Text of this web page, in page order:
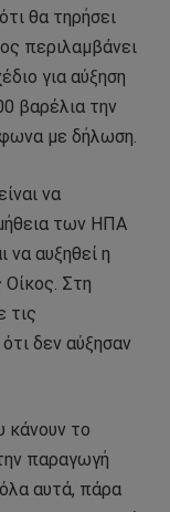
θα τηρήσει
περιλαμβάνει
για αύξηση
βαρέλια την
με δήλωση.
να
των ΗΠΑ
να αυξηθεί η
Στη
τις
δεν αύξησαν
κάνουν το
παραγωγή
αυτά, πάρα